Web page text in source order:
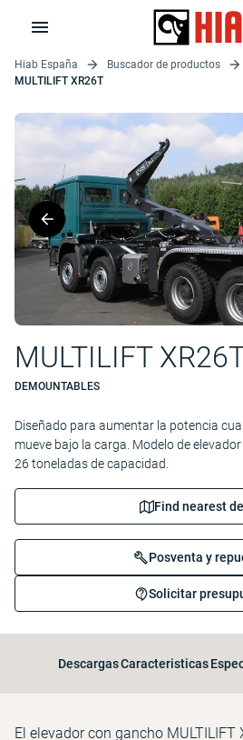
Hiab España Buscador de productos
MULTILIFT XR26T
MULTILIFT
DEMOUNTABLES
Diseñado para aumentar la potencia
mueve bajo la carga. Modelo de
26 toneladas de capacidad.
Find nearest
Posventa y
Solicitar
DescargasCaracteristicas
El elevador con gancho